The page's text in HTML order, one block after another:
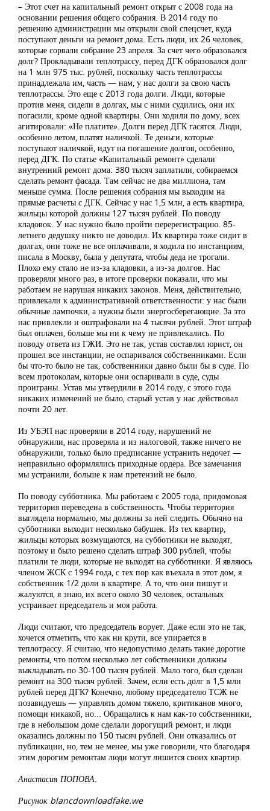
– Этот счет на капитальный ремонт открыт с 2008 года на
основании решения общего собрания. В 2014 году по
решению администрации мы открыли свой спецсчет, куда
поступают деньги на ремонт дома. Есть люди, их 26 человек,
которые сорвали собрание 23 апреля. За счет чего образовался
долг? Прокладывали теплотрассу, перед ДГК образовался долг
на 1 млн 975 тыс. рублей, поскольку часть теплотрассы
принадлежала им, часть — нам, у нас долги за свою часть
теплотрассы. Это еще с 2013 года долги. Люди, которые
против меня, сидели в долгах, мы с ними судились, они их
погасили, кроме одной квартиры. Они ходили по дому, всех
агитировали: «Не платите». Долги перед ДГК гасятся. Люди,
особенно летом, платят наличкой. Те деньги, которые
поступают наличкой, идут на погашение долгов, особенно,
перед ДГК. По статье «Капитальный ремонт» сделали
внутренний ремонт дома: 380 тысяч заплатили, собираемся
сделать ремонт фасада. Там сейчас не два миллиона, там
меньше сумма. После решения собрания мы выходим на
прямые расчеты с ДГК. Сейчас у нас 1,5 млн, а есть квартира,
жильцы которой должны 127 тысяч рублей. По поводу
кладовок. У нас нужно было пройти перерегистрацию. 85-
летнего дедушку никто не доводил. Их квартира тоже сидит в
долгах, они тоже не все оплачивали, я ходила по инстанциям,
писала в Москву, была у депутата, чтобы деда не трогали.
Плохо ему стало не из-за кладовки, а из-за долгов. Нас
проверяли много раз, в итоге проверки показали, что мы
работаем не нарушая никаких законов. Меня, действительно,
привлекали к административной ответственности: у нас были
обычные лампочки, а нужны были энергосберегающие. За это
нас привлекли и оштрафовали на 4 тысячи рублей. Этот штраф
был оплачен, больше мы ни к чему не привлекались. По
поводу ответа из ГЖИ. Это не так, устав составлял юрист, он
прошел все инстанции, не оспаривался собственниками. Если
бы что-то было не так, собственники давно были бы в суде. По
всем протоколам, которые они оспаривали в суде, суды
проиграны. Устав мы утвердили в 2014 году, с этого года
никаких изменений не было, старый устав у нас действовал
почти 20 лет.
Из УБЭП нас проверяли в 2014 году, нарушений не
обнаружили, нас проверяла и из налоговой, также ничего не
обнаружили, только было предписание устранить недочет —
неправильно оформлялись приходные ордера. Все замечания
мы устранили, больше к нам претензий не было.
По поводу субботника. Мы работаем с 2005 года, придомовая
территория переведена в собственность. Чтобы территория
выглядела нормально, мы должны за ней следить. Обычно на
субботники выходит несколько бабушек. Из тех квартир,
жильцы которых возмущаются, на субботники не выходят,
поэтому и было решено сделать штраф 300 рублей, чтобы
платили те люди, которые не выходят на субботники. Я являюсь
членом ЖСК с 1994 года, с тех пор как въехала в этот дом, я
собственник 1/2 доли в квартире. А то, что они пишут и
жалуются, я знаю, их всего около 30 человек, остальных
устраивает председатель и моя работа.
Люди считают, что председатель ворует. Даже если это не так,
хочется отметить, что как ни крути, все упирается в
теплотрассу. Я считаю, что недопустимо делать такие дорогие
ремонты, что потом несколько лет собственники должны
выкладывать по 30-100 тысяч рублей. Мало того, был сделан
ремонт на 300 тысяч рублей. Зачем, если есть долг в 1,5 млн
рублей перед ДГК? Конечно, любому председателю ТСЖ не
позавидуешь — управлять домом тяжело, критиканов много,
помощи никакой, но... Обращались к нам как-то собственники,
где в небольшом доме сделали дорогущий ремонт, и люди
оказались должны по 150 тысяч рублей. Они отказались от
публикации, но, тем не менее, мы уже говорили, что благодаря
этим дорогим ремонтам люди могут лишится своих квартир.
Анастасия ПОПОВА.
Рисунок blancdownloadfake.we